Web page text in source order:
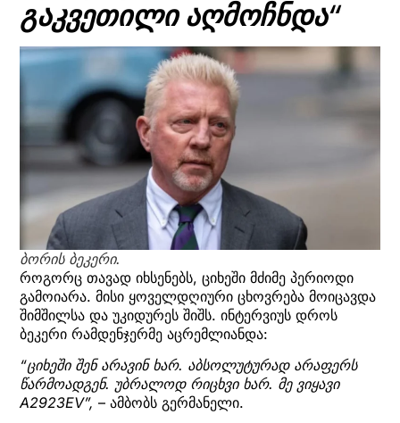
გაკვეთილი აღმოჩნდა“
ბორის ბეკერი.
როგორც თავად იხსენებს, ციხეში მძიმე პერიოდი
გამოიარა. მისი ყოველდღიური ცხოვრება მოიცავდა
შიმშილსა და უკიდურეს შიშს. ინტერვიუს დროს
ბეკერი რამდენჯერმე აცრემლიანდა:
“ციხეში შენ არავინ ხარ. აბსოლუტურად არაფერს
წარმოადგენ. უბრალოდ რიცხვი ხარ. მე ვიყავი
A2923EV”, – ამბობს გერმანელი.